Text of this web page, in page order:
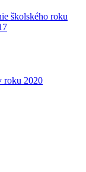
školského roku
roku 2020